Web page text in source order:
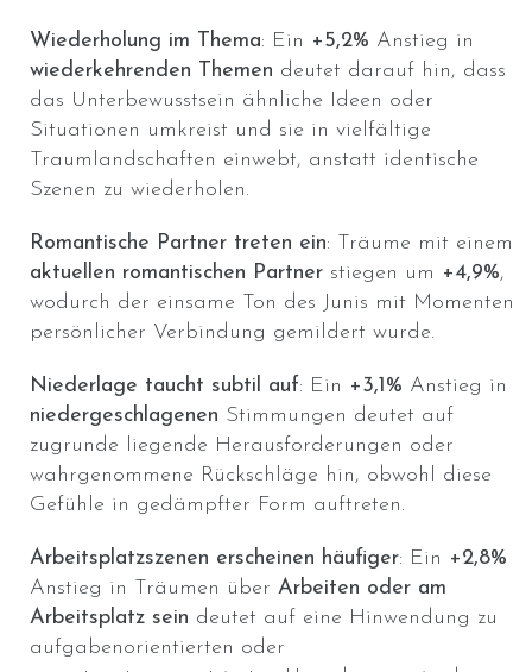
Wiederholung im Thema: Ein +5,2% Anstieg in
wiederkehrenden Themen deutet darauf hin, dass
das Unterbewusstsein ähnliche Ideen oder
Situationen umkreist und sie in vielfältige
Traumlandschaften einwebt, anstatt identische
Szenen zu wiederholen.
Romantische Partner treten ein: Träume mit einem
aktuellen romantischen Partner stiegen um +4,9%,
wodurch der einsame Ton des Junis mit Momenten
persönlicher Verbindung gemildert wurde.
Niederlage taucht subtil auf: Ein +3,1% Anstieg in
niedergeschlagenen Stimmungen deutet auf
zugrunde liegende Herausforderungen oder
wahrgenommene Rückschläge hin, obwohl diese
Gefühle in gedämpfter Form auftreten.
Arbeitsplatzszenen erscheinen häufiger: Ein +2,8%
Anstieg in Träumen über Arbeiten oder am
Arbeitsplatz sein deutet auf eine Hinwendung zu
aufgabenorientierten oder